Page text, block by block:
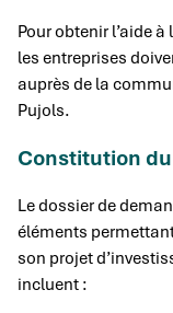
Pour obtenir l’aide
les entreprises
auprès de la
Pujols.
Constitution
Le dossier de
éléments permettant
son projet
incluent :